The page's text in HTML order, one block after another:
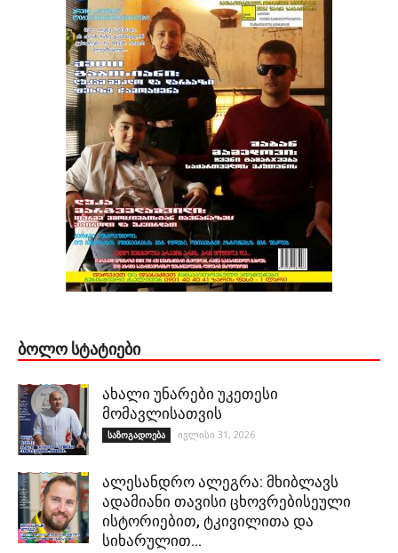
ᲑᲝᲚᲝ ᲡᲢᲐᲢᲘᲔᲑᲘ
ახალი უნარები უკეთესი
მომავლისათვის
საზოგადოება ივლისი 31, 2026
ალესანდრო ალეგრა: მხიბლავს
ადამიანი თავისი ცხოვრებისეული
ისტორიებით, ტკივილითა და
სიხარულით…